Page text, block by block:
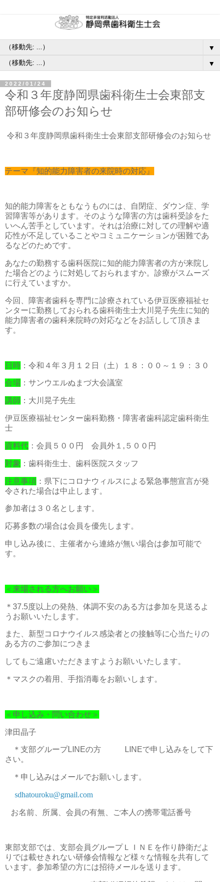
▼
▼
2022/01/24
令和３年度静岡県歯科衛生士会東部支
部研修会のお知らせ
令和３年度静岡県歯科衛生士会東部支部研修会のお知らせ
テーマ『知的能力障害者の来院時の対応』
知的能力障害をともなうものには、自閉症、ダウン症、学
習障害等があります。そのような障害の方は歯科受診をた
いへん苦手としています。それは治療に対しての理解や適
応性が不足していることやコミュニケーションが困難であ
るなどのためです。
あなたの勤務する歯科医院に知的能力障害者の方が来院し
た場合どのように対処しておられますか。診療がスムーズ
に行えていますか。
今回、障害者歯科を専門に診療されている伊豆医療福祉セ
ンターに勤務しておられる歯科衛生士大川晃子先生に知的
能力障害者の歯科来院時の対応などをお話しして頂きま
す。
日時 ：令和４年３月１２日（土）１８：００～１９：３０
会場 ：サンウエルぬまづ大会議室
講師 ：大川晃子先生
伊豆医療福祉センター歯科勤務・障害者歯科認定歯科衛生
士
資料代 ：会員５００円 会員外１,５００円
対象 ：歯科衛生士、歯科医院スタッフ
注意事項 ：県下にコロナウィルスによる緊急事態宣言が発
令された場合は中止します。
参加者は３０名とします。
応募多数の場合は会員を優先します。
申し込み後に、主催者から連絡が無い場合は参加可能で
す。
＜来場される方へお願い＞
＊37.5度以上の発熱、体調不安のある方は参加を見送るよ
うお願いいたします。
また、新型コロナウイルス感染者との接触等に心当たりの
ある方のご参加につきま
してもご遠慮いただきますようお願いいたします。
＊マスクの着用、手指消毒をお願いします。
＜申し込み・問い合わせ＞
津田晶子
＊支部グループLINEの方 LINEで申し込みをして下
さい。
＊申し込みはメールでお願いします。
sdhatouroku@gmail.com
お名前、所属、会員の有無、ご本人の携帯電話番号
東部支部では、支部会員グループＬＩＮＥを作り静衛だよ
りでは載せきれない研修会情報など様々な情報を共有して
います。参加希望の方には招待メールを送ります。